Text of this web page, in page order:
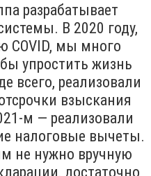
разрабатывает
В 2020 году,
COVID, мы много
упростить жизнь
всего, реализовали
взыскания
м — реализовали
налоговые вычеты.
не нужно вручную
достаточно